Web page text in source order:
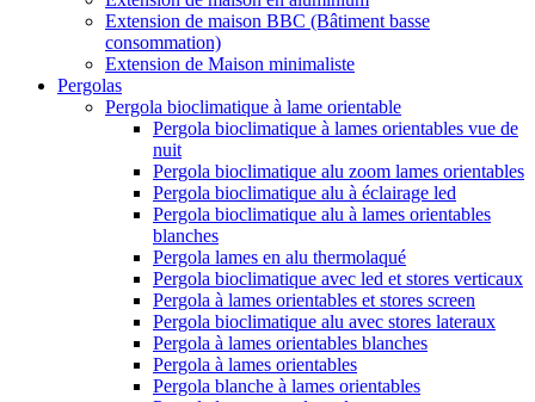
Extension de maison BBC (Bâtiment basse
consommation)
Extension de Maison minimaliste
Pergolas
Pergola bioclimatique à lame orientable
Pergola bioclimatique à lames orientables vue de
nuit
Pergola bioclimatique alu zoom lames orientables
Pergola bioclimatique alu à éclairage led
Pergola bioclimatique alu à lames orientables
blanches
Pergola lames en alu thermolaqué
Pergola bioclimatique avec led et stores verticaux
Pergola à lames orientables et stores screen
Pergola bioclimatique alu avec stores lateraux
Pergola à lames orientables blanches
Pergola à lames orientables
Pergola blanche à lames orientables